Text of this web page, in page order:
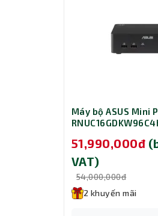
Kết nối không
Máy bộ ASUS Mini
Windows 11
51,990,000đ
VAT)
54,000,000đ
2 khuyến mãi